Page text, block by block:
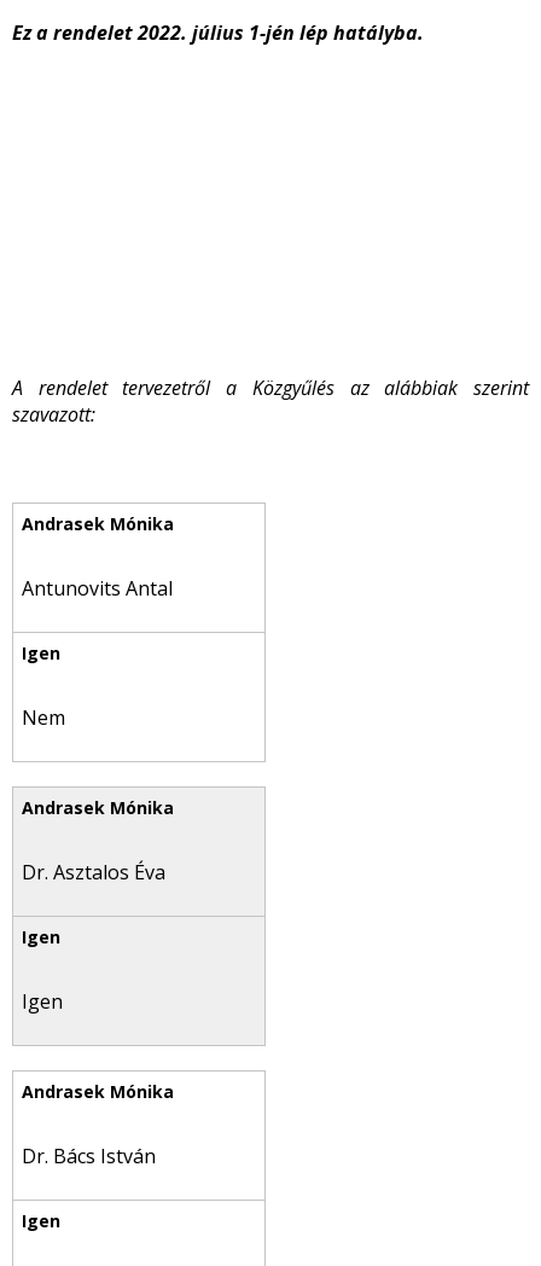
Ez a rendelet 2022. július 1-jén lép hatályba.
A rendelet tervezetről a Közgyűlés az alábbiak szerint
szavazott:
Antunovits Antal
Nem
Dr. Asztalos Éva
Igen
Dr. Bács István